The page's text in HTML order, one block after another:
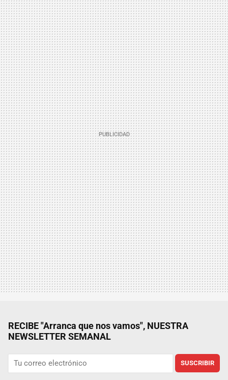
RECIBE "Arranca que nos vamos", NUESTRA
NEWSLETTER SEMANAL
SUSCRIBIR